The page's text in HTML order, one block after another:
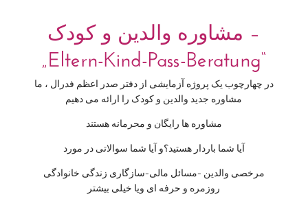
مشاوره والدین و کودک –
„Eltern-Kind-Pass-Beratung“
در چهارچوب یک پروژه آزمایشی از دفتر صدر اعظم فدرال ، ما
مشاوره جدید والدین و کودک را ارائه می دهیم
مشاوره ها رایگان و محرمانه هستند
آیا شما باردار هستید؟و آیا شما سوالاتی در مورد
مرخصی والدین -مسائل مالی-سازگاری زندگی خانوادگی
روزمره و حرفه ای ویا خیلی بیشتر